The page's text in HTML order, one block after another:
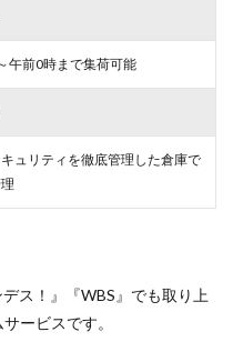
午前0時まで集荷可能
ュリティを徹底管理した倉庫で
ス！』『WBS』でも取り上
ービスです。